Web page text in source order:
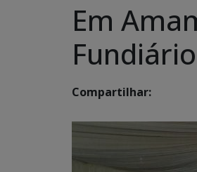
Em
Compartilhar: